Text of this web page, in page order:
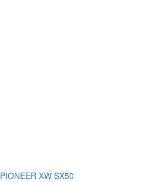
PIONEER XW SX50